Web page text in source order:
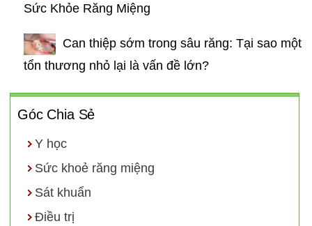
Sức Khỏe Răng Miệng
Can thiệp sớm trong sâu răng: Tại sao một
tổn thương nhỏ lại là vấn đề lớn?
Góc Chia Sẻ
Y học
Sức khoẻ răng miệng
Sát khuẩn
Điều trị